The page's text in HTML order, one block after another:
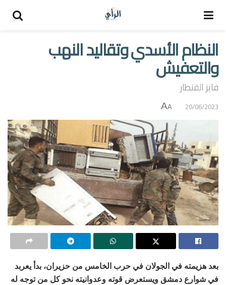
النظام الأسدي وتقاليد النهب
والتعفيش
فايز القنطار
20/06/2023
A
A
بعد هزيمته في الجولان في حرب الخامس من حزيران، بدأ يعربد
في شوارع دمشق ويستعرض قوته وعدوانيته نحو كل من توجه له